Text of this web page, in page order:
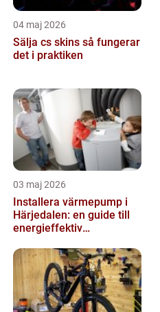
04 maj 2026
Sälja cs skins så fungerar
det i praktiken
03 maj 2026
Installera värmepump i
Härjedalen: en guide till
energieffektiv